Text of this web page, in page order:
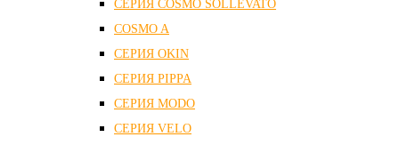
СЕРИЯ COSMO SOLLEVATO
COSMO A
СЕРИЯ OKIN
СЕРИЯ PIPPA
СЕРИЯ MODO
СЕРИЯ VELO